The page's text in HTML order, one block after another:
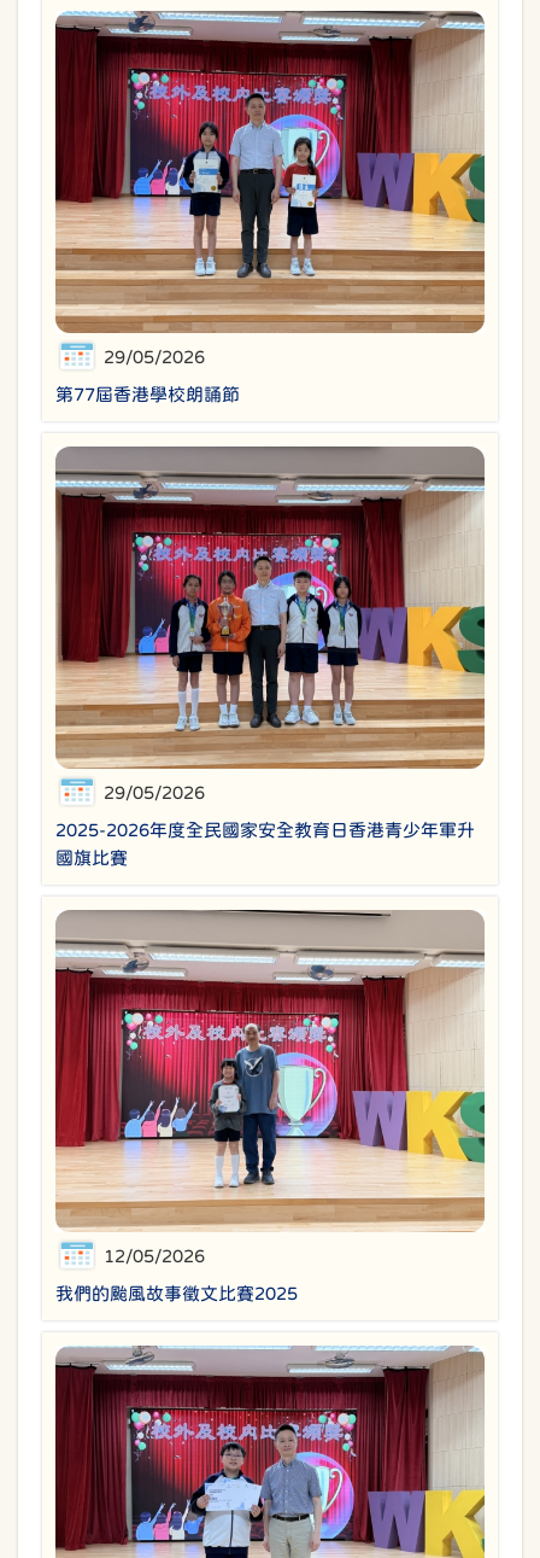
29/05/2026
第77屆香港學校朗誦節
29/05/2026
2025-2026年度全民國家安全教育日香港青少年軍升
國旗比賽
12/05/2026
我們的颱風故事徵文比賽2025